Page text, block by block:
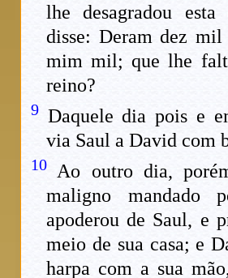
lhe desagradou esta
disse: Deram dez
mim mil; que lhe
reino?
9 Daquele dia pois e
via Saul a David com
10 Ao outro dia,
maligno mandado
apoderou de Saul, e
meio de sua casa; e
harpa com a sua